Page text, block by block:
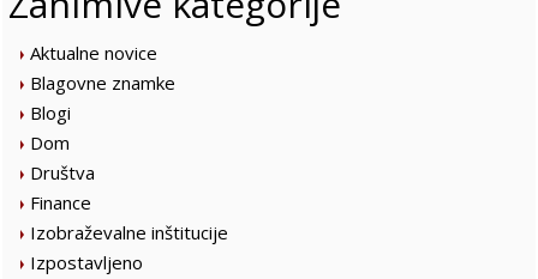
Aktualne novice
Blagovne znamke
Blogi
Dom
Društva
Finance
Izobraževalne inštitucije
Izpostavljeno